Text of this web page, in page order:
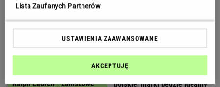
Czyszczenie magazynów
Ralph Lauren - zamszowe
Ten karmelowy kuferek od
polskiej marki będzie idealny
Lista Zaufanych Partnerów
USTAWIENIA ZAAWANSOWANE
AKCEPTUJĘ